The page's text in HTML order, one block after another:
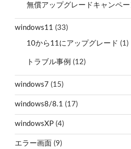
無償アップグレードキャンペー
windows11 (33)
10から11にアップグレード (1)
トラブル事例 (12)
windows7 (15)
windows8/8.1 (17)
windowsXP (4)
エラー画面 (9)